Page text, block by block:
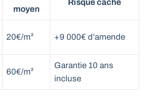
moyen
Risque caché
20€/m² +9 000€ d’amende
60€/m²
Garantie 10 ans
incluse